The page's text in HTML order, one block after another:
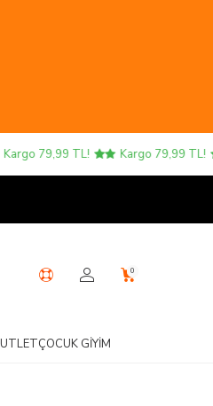
79,99 TL! Kargo 79,99 TL!
0
ÇOCUK GIYIM